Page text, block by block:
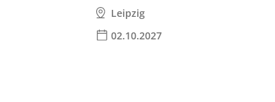
Leipzig
02.10.2027